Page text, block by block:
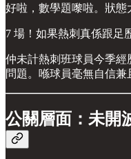
好啦，數學題嚟啦。狀態
7 場！如果熱刺真係跟足
仲未計熱刺班球員今季
問題。喺球員毫無自信
公關層面：未開